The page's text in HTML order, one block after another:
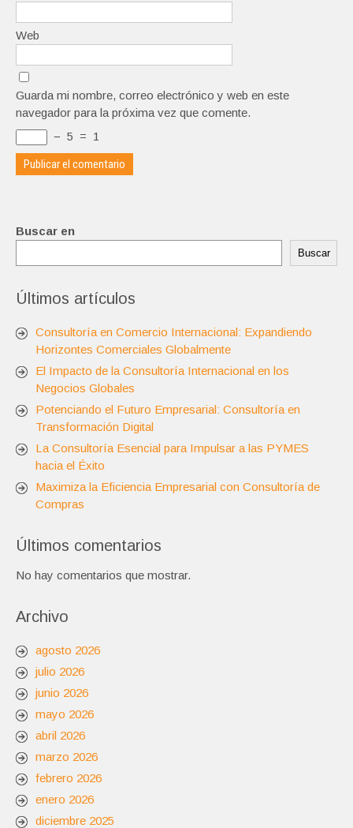
Web
Guarda mi nombre, correo electrónico y web en este
navegador para la próxima vez que comente.
− 5 = 1
Buscar en
Buscar
Últimos artículos
Consultoría en Comercio Internacional: Expandiendo
Horizontes Comerciales Globalmente
El Impacto de la Consultoría Internacional en los
Negocios Globales
Potenciando el Futuro Empresarial: Consultoría en
Transformación Digital
La Consultoría Esencial para Impulsar a las PYMES
hacia el Éxito
Maximiza la Eficiencia Empresarial con Consultoría de
Compras
Últimos comentarios
No hay comentarios que mostrar.
Archivo
agosto 2026
julio 2026
junio 2026
mayo 2026
abril 2026
marzo 2026
febrero 2026
enero 2026
diciembre 2025